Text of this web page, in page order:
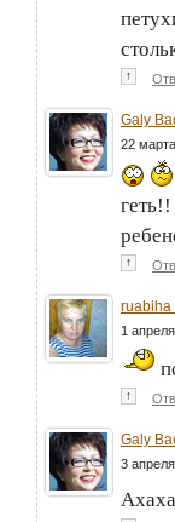
↑
Galy
22
↑
ruabiha
1
↑
Galy
3